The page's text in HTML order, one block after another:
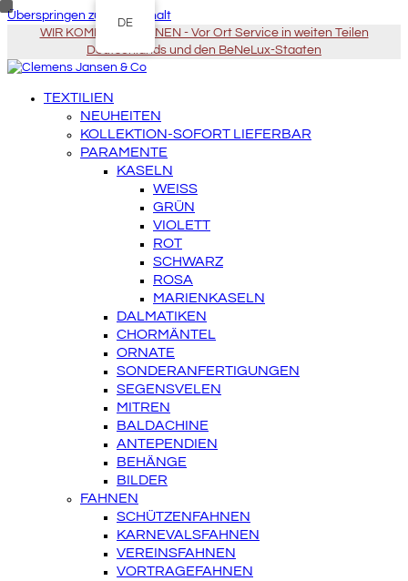
Überspringen zu Hauptinhalt
WIR KOMMEN ZU IHNEN - Vor Ort Service in weiten Teilen
Deutschlands und den BeNeLux-Staaten
TEXTILIEN
NEUHEITEN
KOLLEKTION-SOFORT LIEFERBAR
PARAMENTE
KASELN
WEISS
GRÜN
VIOLETT
ROT
SCHWARZ
ROSA
MARIENKASELN
DALMATIKEN
CHORMÄNTEL
ORNATE
SONDERANFERTIGUNGEN
SEGENSVELEN
MITREN
BALDACHINE
ANTEPENDIEN
BEHÄNGE
BILDER
FAHNEN
SCHÜTZENFAHNEN
KARNEVALSFAHNEN
VEREINSFAHNEN
VORTRAGEFAHNEN
DE